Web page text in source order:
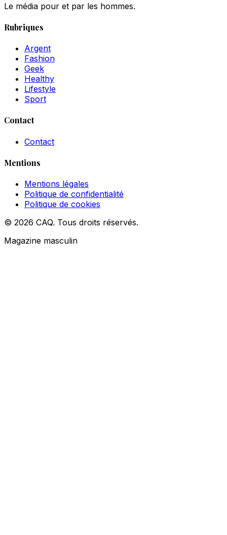
Le média pour et par les hommes.
Rubriques
Argent
Fashion
Geek
Healthy
Lifestyle
Sport
Contact
Contact
Mentions
Mentions légales
Politique de confidentialité
Politique de cookies
© 2026 CAQ. Tous droits réservés.
Magazine masculin